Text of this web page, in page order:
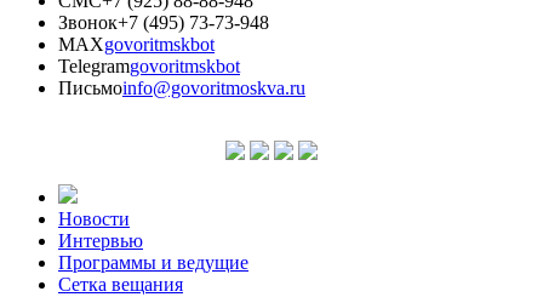
Звонок+7 (495) 73-73-948
MAXgovoritmskbot
Telegramgovoritmskbot
Письмоinfo@govoritmoskva.ru
Новости
Интервью
Программы и ведущие
Сетка вещания